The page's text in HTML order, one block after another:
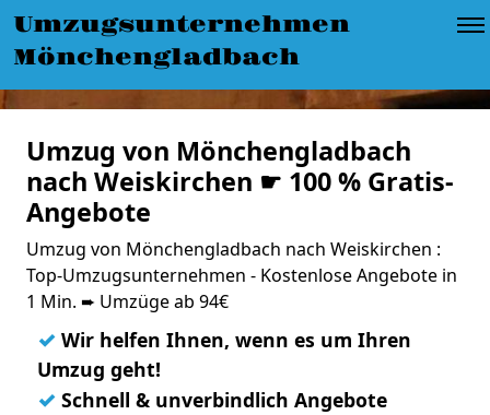
Umzugsunternehmen
Mönchengladbach
Umzug von Mönchengladbach
nach Weiskirchen ☛ 100 % Gratis-
Angebote
Umzug von Mönchengladbach nach Weiskirchen :
Top-Umzugsunternehmen - Kostenlose Angebote in
1 Min. ➨ Umzüge ab 94€
✓ Wir helfen Ihnen, wenn es um Ihren
Umzug geht!
✓ Schnell & unverbindlich Angebote